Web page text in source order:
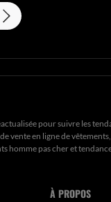
pour suivre les
vente en ligne de
homme pas cher et
À PROPOS